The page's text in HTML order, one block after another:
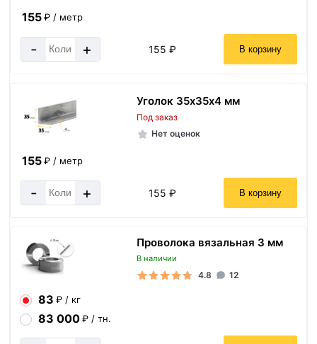
155₽ / метр
- + 155 ₽ В корзину
Уголок 35х35х4 мм
Под заказ
Нет оценок
155₽ / метр
- + 155 ₽ В корзину
Проволока вязальная 3 мм
В наличии
4.8 12
83 ₽ / кг
83 000₽ / тн.